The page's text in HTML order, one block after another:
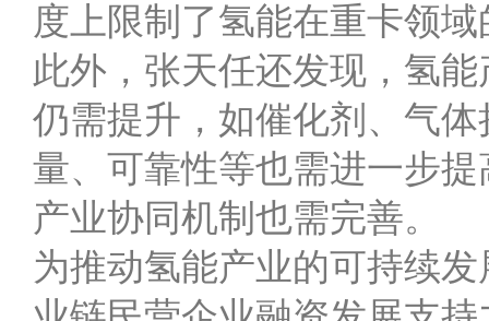
度上限制了氢能在重卡领
此外，张天任还发现，氢
仍需提升，如催化剂、气
量、可靠性等也需进一步
产业协同机制也需完善。
为推动氢能产业的可持续